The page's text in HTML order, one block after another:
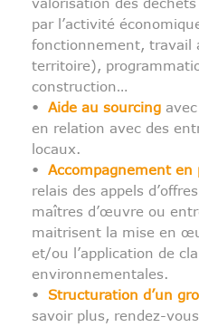
par l’activité
fonctionnement, travail
territoire),
construction…
•
Aide au sourcing
en relation avec des
locaux.
•
Accompagnement
relais des appels
maîtres d’œuvre ou
maitrisent la mise en
et/ou l’application de
environnementales.
•
Structuration d’un
savoir plus, rendez-